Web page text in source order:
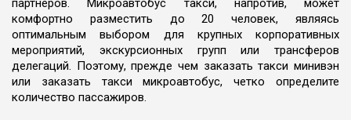
партнеров. Микроавтобус такси, напротив, может
комфортно разместить до 20 человек, являясь
оптимальным выбором для крупных корпоративных
мероприятий, экскурсионных групп или трансферов
делегаций. Поэтому, прежде чем заказать такси минивэн
или заказать такси микроавтобус, четко определите
количество пассажиров.